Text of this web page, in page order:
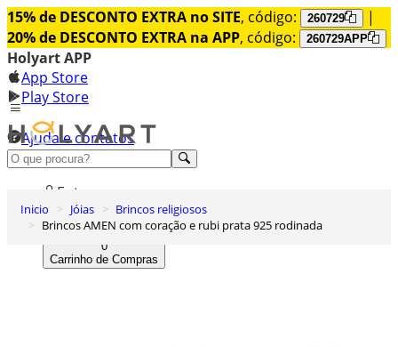
15% de DESCONTO EXTRA no SITE, código: 260729
|
20% de DESCONTO EXTRA na APP, código: 260729APP
Holyart APP
App Store
Play Store
Ajuda e contatos
Conheça premium
Entrar
Lista de Desejos
0
Carrinho de Compras
Inicio Jóias
Brincos religiosos
Brincos AMEN com coração e rubi prata 925 rodinada